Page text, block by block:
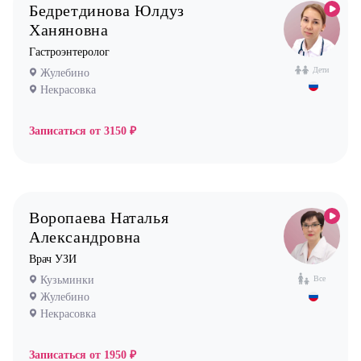
Педиатр
Врач УЗИ
Хирург
Новокосино стоматология
Дети
Бедретдинова Юлдуз
Ханяновна
Гастроэнтеролог
Жулебино
Некрасовка
Записаться от 3150 ₽
Все
Воропаева Наталья
Александровна
Врач УЗИ
Кузьминки
Жулебино
Некрасовка
Записаться от 1950 ₽